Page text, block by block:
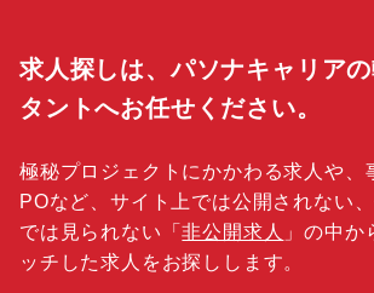
求人探しは、パソナキャリア
タントへお任せください。
極秘プロジェクトにかかわる求人や、
POなど、サイト上では公開されない
では見られない「非公開求人 」の中か
ッチした求人をお探しします。